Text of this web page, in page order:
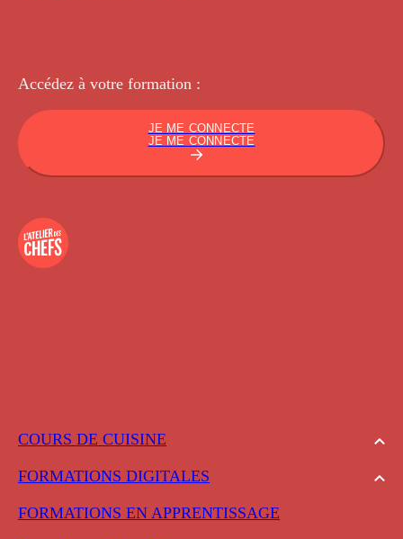
COURS DE CUISINE
FORMATIONS DIGITALES
FORMATIONS EN APPRENTISSAGE
Accédez à votre formation :
JE ME CONNECTE
JE ME CONNECTE